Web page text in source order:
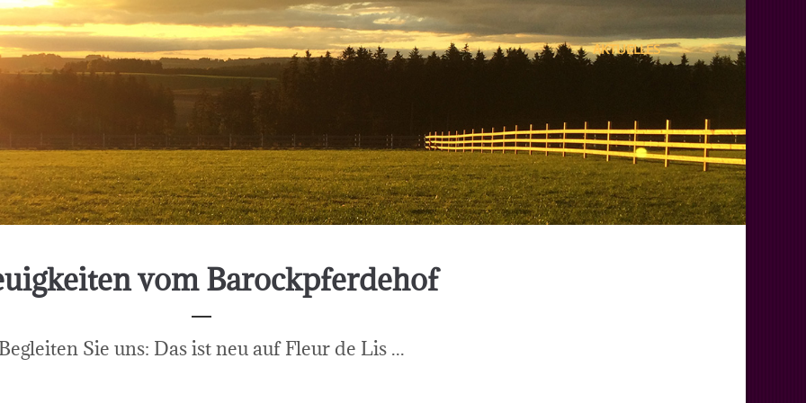
AKTUELLES
vom Barockpferdehof
Sie uns: Das ist neu auf Fleur de Lis ...